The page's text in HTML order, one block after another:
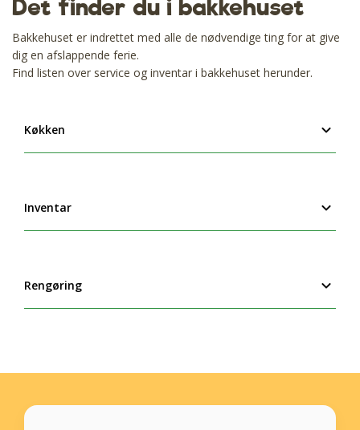
Det finder du i bakkehuset
Bakkehuset er indrettet med alle de nødvendige ting for at give
dig en afslappende ferie.
Find listen over service og inventar i bakkehuset herunder.
Køkken
Inventar
Rengøring